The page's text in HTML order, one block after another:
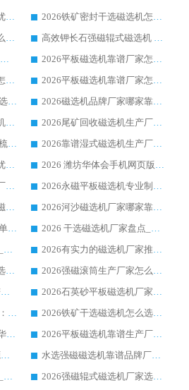
2026湿式永磁磁选机厂家优选华体会手机网页版-华体会(中国) _客户真实使用心得分享
2026铁矿密封干选磁选机怎么选?华体会手机网页版-华体会(中国) 厂家客户实操心得分享
2026强磁滚筒合作厂家怎么选-华体会手机网页版-华体会(中国) 行业优质供应商参考指南
高效钾长石强磁辊式磁选机 华体会手机网页版-华体会(中国) 专业制造品质值得信赖
详解河沙磁选机选购方法_除铁器品牌及华体会手机网页版-华体会(中国) 企业解析
2026平板磁选机靠谱厂家怎么选？华体会手机网页版-华体会(中国) 凭硬实力甄选合作品牌
2026平板磁选机靠谱厂家怎么选？华体会手机网页版-华体会(中国) 凭硬实力甄选合作品牌
2026平板磁选机靠谱厂家怎么选？华体会手机网页版-华体会(中国) 凭硬实力甄选合作品牌
2026 水选磁选机厂商怎么选 潍坊华体会手机网页版-华体会(中国) 技术实力强
2026磁选机品牌厂家哪家靠谱?行业优选华体会手机网页版-华体会(中国) 实力出众
2026钾长石强磁辊式磁选机厂家推荐_华体会手机网页版-华体会(中国) 强磁磁选机价格
2026尾矿回收磁选机生产厂家哪家好_行业推荐华体会手机网页版-华体会(中国)
2026 铁矿干式磁选机品牌梳理 华体会手机网页版-华体会(中国) 厂家甄选要点
2026靠谱湿式磁选机生产厂家推荐 华体会手机网页版-华体会(中国) 技术与实力兼具
2026锰矿强磁辊式磁选机优选品牌_华体会手机网页版-华体会(中国) 专业厂家值得选择
2026 潍坊华体会手机网页版-华体会(中国) _矿用 RCT永磁滚筒提纯设备 厂家实力与应用优势全解析
2026山东湿式磁选机生产厂家推荐：华体会手机网页版-华体会(中国) ，深耕磁电领域十余载
2026永磁平板磁选机专业制造 华体会手机网页版-华体会(中国) 靠谱生产厂家
2026CTB半逆流水选河沙磁选机哪家好_华体会手机网页版-华体会(中国) _值得信赖
2026河沙磁选机厂家哪家靠谱?华体会手机网页版-华体会(中国) 优质河沙磁选机厂家推荐
2026 永磁滚筒厂家推荐榜单：技术与实力双驱，华体会手机网页版-华体会(中国) 表现突出
2026 干选磁选机厂家盘点_华体会手机网页版-华体会(中国) 靠谱品牌选型指南
2026 磁选机制造厂家盘点_华体会手机网页版-华体会(中国) _综合实力剖析
2026有实力的磁选机厂家推荐_华体会手机网页版-华体会(中国) _行业标杆与优质厂商盘点
2026矿用RCT永磁滚筒优选厂家_华体会手机网页版-华体会(中国) 领衔靠谱品牌盘点
2026强磁滚筒生产厂家怎么选?行业口碑推荐华体会手机网页版-华体会(中国)
2026全磁滚筒怎么选?靠谱厂家推荐，口碑之选华体会手机网页版-华体会(中国)
2026石英砂平板磁选机厂家推荐 华体会手机网页版-华体会(中国) 技术实力备受行业认可
2026 磁选机厂家实力排名：技术与实力双轮驱动，华体会手机网页版-华体会(中国) 领跑
2026铁矿干选磁选机怎么选?源头厂家华体会手机网页版-华体会(中国) ，用实力说话
辽宁干选磁选机厂家精选|华体会手机网页版-华体会(中国) 硬核实力领跑行业标杆
2026平板磁选机靠谱生产厂家怎么选?行业标杆华体会手机网页版-华体会(中国) ，凭硬实力脱颖而出
干式磁选机哪家好?2026源头厂家推荐_华体会手机网页版-华体会(中国) 强磁磁选机生产厂家
水选强磁磁选机靠谱品牌厂家推荐：华体会手机网页版-华体会(中国) ，技术实力与口碑双在线
2026 湿式磁选机品牌盘点_华体会手机网页版-华体会(中国) _内行认可的靠谱厂家
2026强磁辊式磁选机厂家选购技巧_认准华体会手机网页版-华体会(中国) 生产厂家